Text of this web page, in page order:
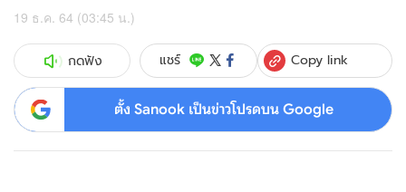
19 ธ.ค. 64 (03:45 น.)
กดฟัง แชร์ Copy link
ตั้ง Sanook เป็นข่าวโปรดบน Google